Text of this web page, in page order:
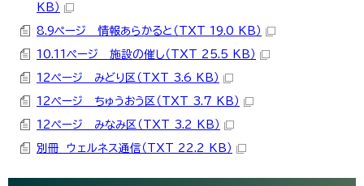
KB）
8.9ページ 情報あらかると（TXT 19.0 KB）
10.11ページ 施設の催し（TXT 25.5 KB）
12ページ みどり区（TXT 3.6 KB）
12ページ ちゅうおう区（TXT 3.7 KB）
12ページ みなみ区（TXT 3.2 KB）
別冊 ウェルネス通信（TXT 22.2 KB）